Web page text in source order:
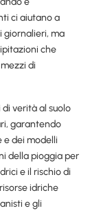
ci aiutano a
giornalieri, ma
che
di
verità al suolo
garantendo
e dei modelli
della pioggia per
e il rischio di
idriche
e gli